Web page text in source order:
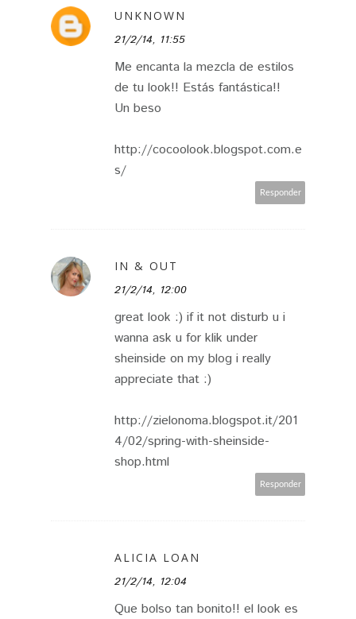
UNKNOWN
21/2/14, 11:55
Me encanta la mezcla de estilos
de tu look!! Estás fantástica!!
Un beso
http://cocoolook.blogspot.com.e
s/
Responder
IN & OUT
21/2/14, 12:00
great look :) if it not disturb u i
wanna ask u for klik under
sheinside on my blog i really
appreciate that :)
http://zielonoma.blogspot.it/201
4/02/spring-with-sheinside-
shop.html
Responder
ALICIA LOAN
21/2/14, 12:04
Que bolso tan bonito!! el look es